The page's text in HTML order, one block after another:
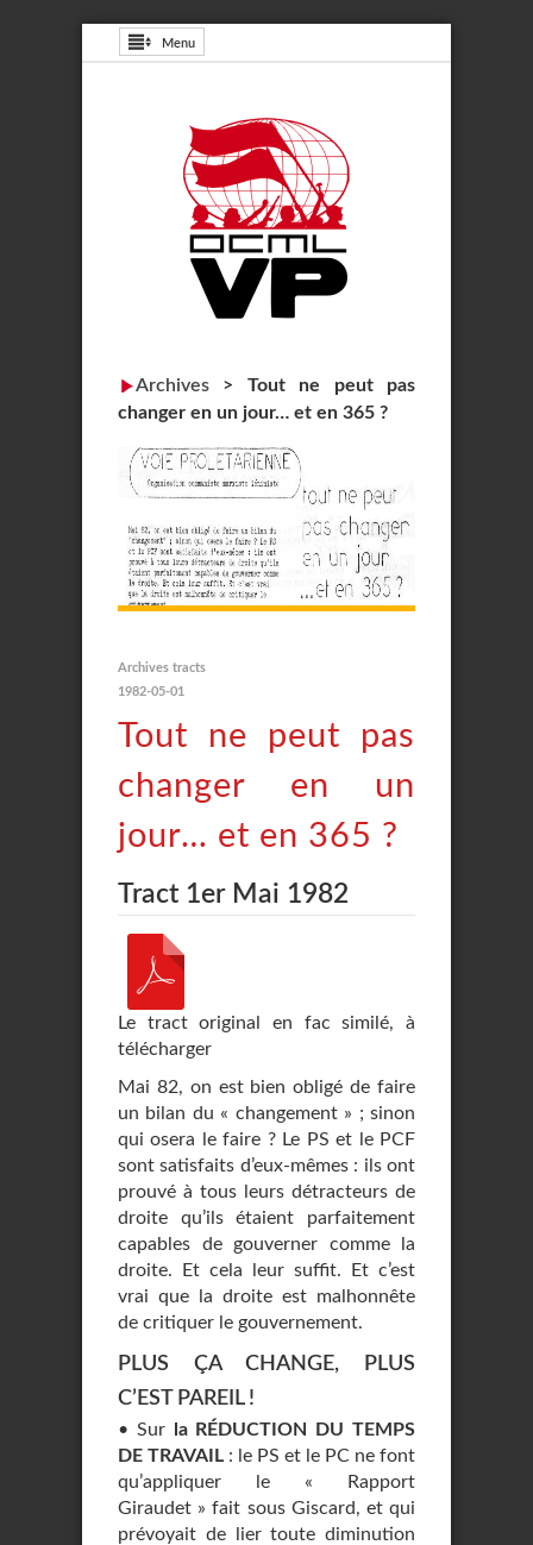
Menu
Archives > Tout ne peut pas
changer en un jour… et en 365 ?
Archives tracts
1982-05-01
Tout ne peut pas
changer en un
jour… et en 365 ?
Tract 1er Mai 1982
Le tract original en fac similé, à
télécharger
Mai 82, on est bien obligé de faire
un bilan du « changement » ; sinon
qui osera le faire ? Le PS et le PCF
sont satisfaits d’eux-mêmes : ils ont
prouvé à tous leurs détracteurs de
droite qu’ils étaient parfaitement
capables de gouverner comme la
droite. Et cela leur suffit. Et c’est
vrai que la droite est malhonnête
de critiquer le gouvernement.
PLUS ÇA CHANGE, PLUS
C’EST PAREIL !
• Sur
la RÉDUCTION DU TEMPS
DE TRAVAIL : le PS et le PC ne font
qu’appliquer le « Rapport
Giraudet » fait sous Giscard, et qui
prévoyait de lier toute diminution